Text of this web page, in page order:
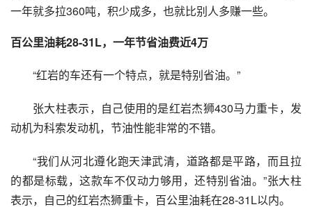
一年就多拉360吨，积少成多，也就比别人多赚一些。
百公里油耗28-31L，一年节省油费近4万
“红岩的车还有一个特点，就是特别省油。”
张大柱表示，自己使用的是红岩杰狮430马力重卡，发
动机为科索发动机，节油性能非常的不错。
“我们从河北遵化跑天津武清，道路都是平路，而且拉
的都是标载，这款车不仅动力够用，还特别省油。”张大柱
表示，自己的红岩杰狮重卡，百公里油耗在28-31L以内。